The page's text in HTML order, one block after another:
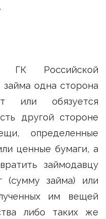
ГК Российской
одна сторона
или обязуется
другой стороне
определенные
ценные бумаги, а
займодавцу
займа) или
им вещей
либо таких же